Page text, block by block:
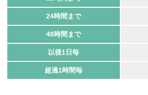
24時間まで
48時間まで
以後1日毎
超過1時間毎